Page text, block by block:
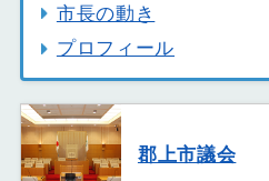
市長の動き
プロフィール
郡上市議会